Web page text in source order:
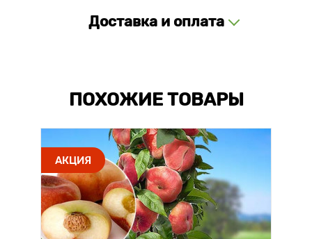
Доставка и оплата
ПОХОЖИЕ ТОВАРЫ
АКЦИЯ